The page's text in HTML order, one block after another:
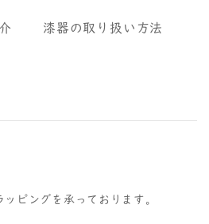
漆器の取り扱い方法
ピングを承っております。